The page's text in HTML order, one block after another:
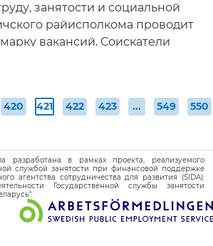
занятости и социальной
райисполкома проводит
вакансий. Соискатели
собеседование в режиме
420 421(текущая)
422 423 ... 549 550
разработана в рамках проекта, реализуемого
службой занятости при финансовой поддержке
агентства сотрудничества для развития (SIDA):
Государственной службы занятости